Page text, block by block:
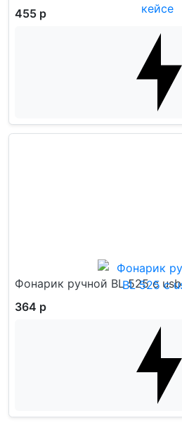
455 р
Фонарик ручной BL 525 с usb
364 р